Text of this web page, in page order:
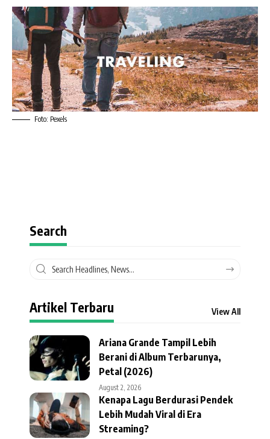
Foto: Pexels
Search
Artikel Terbaru View All
Ariana Grande Tampil Lebih
Berani di Album Terbarunya,
Petal (2026)
August 2, 2026
Kenapa Lagu Berdurasi Pendek
Lebih Mudah Viral di Era
Streaming?